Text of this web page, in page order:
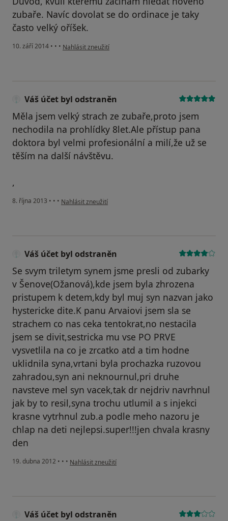
zubaře. Navíc dovolat se do ordinace je taky
často velký oříšek.
10. září 2014 • • • podle názoru uživatele Váš účet byl odstraněn
Nahlásit zneužití
Váš účet byl odstraněn
Měla jsem velký strach ze zubaře,proto jsem
nechodila na prohlídky 8let.Ale přístup pana
doktora byl velmi profesionální a milí,že už se
těším na další návštěvu.
,
8. října 2013 • • • podle názoru uživatele Váš účet byl odstraněn
Nahlásit zneužití
Váš účet byl odstraněn
Se svym triletym synem jsme presli od zubarky
v Šenove(Ožanová),kde jsem byla zhrozena
pristupem k detem,kdy byl muj syn nazvan jako
hystericke dite.K panu Arvaiovi jsem sla se
strachem co nas ceka tentokrat,no nestacila
jsem se divit,sestricka mu vse PO PRVE
vysvetlila na co je zrcatko atd a tim hodne
uklidnila syna,vrtani byla prochazka ruzovou
zahradou,syn ani neknournul,pri druhe
navsteve mel syn vacek,tak dr nejdriv navrhnul
jak by to resil,syna trochu utlumil a s injekci
krasne vytrhnul zub.a podle meho nazoru je
chlap na deti nejlepsi.super!!!jen chvala krasny
den
19. dubna 2012 • • • podle názoru uživatele Váš účet byl odstraněn
Nahlásit zneužití
Váš účet byl odstraněn